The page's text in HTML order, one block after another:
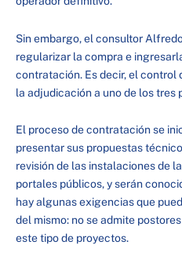
Sin embargo, el consultor
regularizar la compra e
contratación. Es decir, el control
la adjudicación a uno de los tres
El proceso de contratación se
presentar sus propuestas
revisión de las instalaciones de
portales públicos, y serán
hay algunas exigencias que
del mismo: no se admite
este tipo de proyectos.